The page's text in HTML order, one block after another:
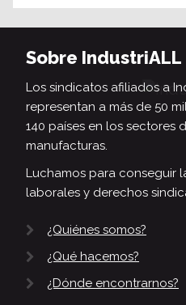
Sobre IndustriALL
Los sindicatos afiliados a
representan a más de 50
140 países en los sectores
manufacturas.
Luchamos para conseguir
laborales y derechos
¿Quiénes somos?
¿Qué hacemos?
¿Dónde encontrarnos?